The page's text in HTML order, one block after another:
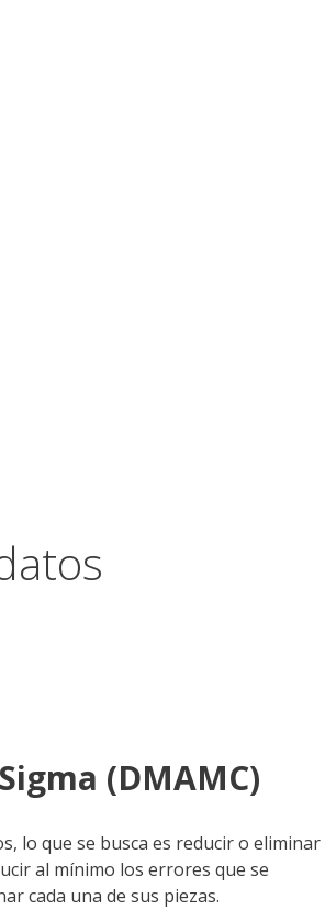
(DMAMC)
lo que se busca es reducir o eliminar
al mínimo los errores que se
cada una de sus piezas.